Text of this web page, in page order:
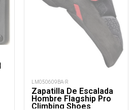
LM050609BA-R
Zapatilla De Escalada
Hombre Flagship Pro
Climbing Shoes